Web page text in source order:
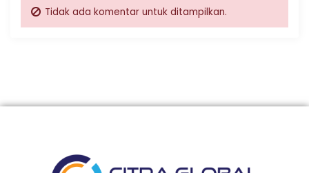
Tidak ada komentar untuk ditampilkan.